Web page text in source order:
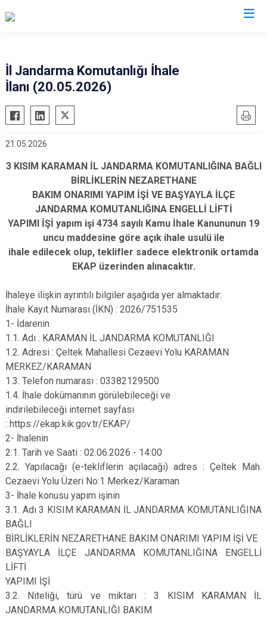
İl Jandarma Komutanlığı İhale
İlanı (20.05.2026)
21.05.2026
3 KISIM KARAMAN İL JANDARMA KOMUTANLIĞINA BAĞLI
BİRLİKLERİN NEZARETHANE
BAKIM ONARIMI YAPIM İŞİ VE BAŞYAYLA İLÇE
JANDARMA KOMUTANLIĞINA ENGELLİ LİFTİ
YAPIMI İŞİ yapım işi 4734 sayılı Kamu İhale Kanununun 19
uncu maddesine göre açık ihale usulü ile
ihale edilecek olup, teklifler sadece elektronik ortamda
EKAP üzerinden alınacaktır.
İhaleye ilişkin ayrıntılı bilgiler aşağıda yer almaktadır:
İhale Kayıt Numarası (İKN) : 2026/751535
1- İdarenin
1.1. Adı : KARAMAN İL JANDARMA KOMUTANLIĞI
1.2. Adresi : Çeltek Mahallesi Cezaevi Yolu KARAMAN
MERKEZ/KARAMAN
1.3. Telefon numarası : 03382129500
1.4. İhale dokümanının görülebileceği ve
indirilebileceği internet sayfası
: https://ekap.kik.gov.tr/EKAP/
2- İhalenin
2.1. Tarih ve Saati : 02.06.2026 - 14:00
2.2. Yapılacağı (e-tekliflerin açılacağı) adres : Çeltek Mah.
Cezaevi Yolu Üzeri No:1 Merkez/Karaman
3- İhale konusu yapım işinin
3.1. Adı 3 KISIM KARAMAN İL JANDARMA KOMUTANLIĞINA
BAĞLI
BİRLİKLERİN NEZARETHANE BAKIM ONARIMI YAPIM İŞİ VE
BAŞYAYLA İLÇE JANDARMA KOMUTANLIĞINA ENGELLİ
LİFTİ
YAPIMI İŞİ
3.2. Niteliği, türü ve miktarı : 3 KISIM KARAMAN İL
JANDARMA KOMUTANLIĞI BAKIM